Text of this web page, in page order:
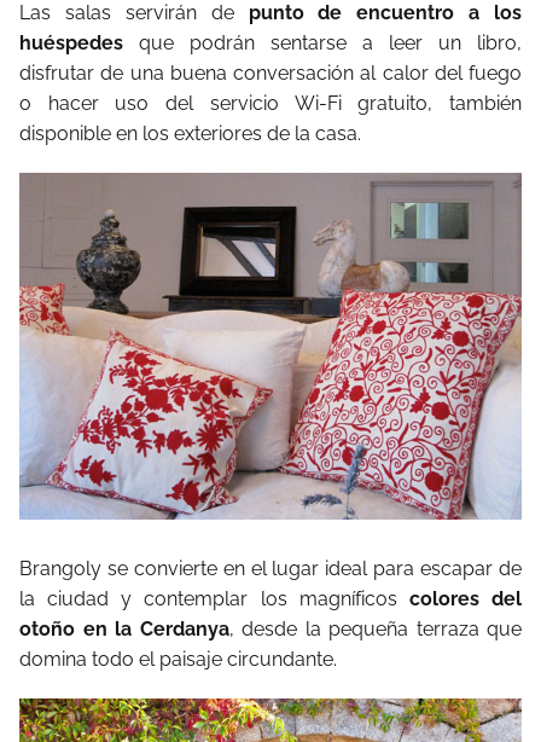
Las salas servirán de punto de encuentro a los
huéspedes que podrán sentarse a leer un libro,
disfrutar de una buena conversación al calor del fuego
o hacer uso del servicio Wi-Fi gratuito, también
disponible en los exteriores de la casa.
Brangoly se convierte en el lugar ideal para escapar de
la ciudad y contemplar los magníficos colores del
otoño en la Cerdanya, desde la pequeña terraza que
domina todo el paisaje circundante.